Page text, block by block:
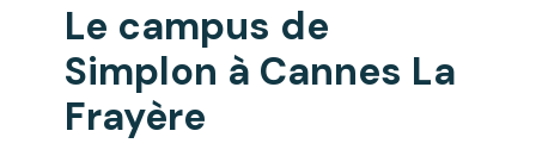
Le campus de
Simplon à Cannes La
Frayère